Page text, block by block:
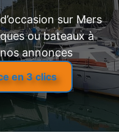
sur Mers
ou bateaux à
annonces
en 3 clics